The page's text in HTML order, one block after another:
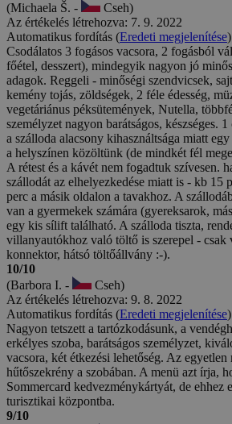
(Michaela Š. -
Cseh)
Az értékelés létrehozva: 7. 9. 2022
Automatikus fordítás (Eredeti megjelenítése)
Csodálatos 3 fogásos vacsora, 2 fogásból
főétel, desszert), mindegyik nagyon jó
adagok. Reggeli - minőségi szendvicsek,
kemény tojás, zöldségek, 2 féle édesség,
vegetáriánus péksütemények, Nutella,
személyzet nagyon barátságos, készséges.
a szálloda alacsony kihasználtsága miatt
a helyszínen közöltünk (de mindkét fél
A rétest és a kávét nem fogadtuk szívesen.
szállodát az elhelyezkedése miatt is - kb 15
perc a másik oldalon a tavakhoz. A
van a gyermekek számára (gyereksarok,
egy kis sílift található. A szálloda tiszta,
villanyautókhoz való töltő is szerepel - csak
konnektor, hátsó töltőállvány :-).
10/10
(Barbora I. -
Cseh)
Az értékelés létrehozva: 9. 8. 2022
Automatikus fordítás (Eredeti megjelenítése)
Nagyon tetszett a tartózkodásunk, a
erkélyes szoba, barátságos személyzet,
vacsora, két étkezési lehetőség. Az
hűtőszekrény a szobában. A menü azt írja,
Sommercard kedvezménykártyát, de ehhez
turisztikai központba.
9/10